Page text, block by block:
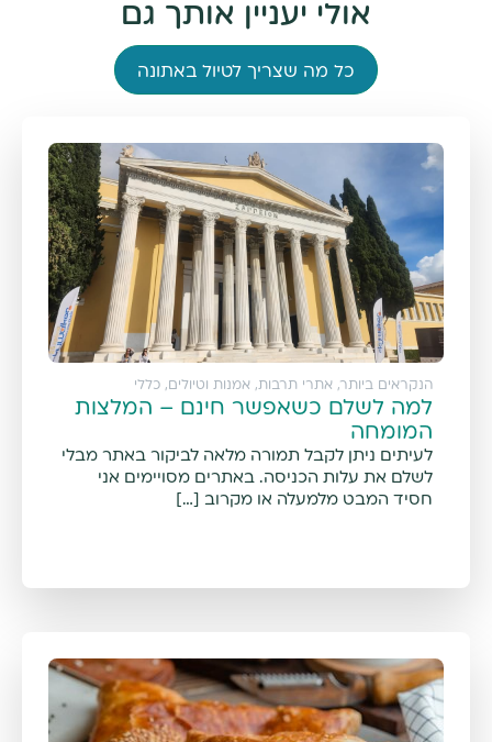
אולי יעניין אותך גם
כל מה שצריך לטיול באתונה
הנקראים ביותר, אתרי תרבות, אמנות וטיולים , כללי
למה לשלם כשאפשר חינם – המלצות
המומחה
לעיתים ניתן לקבל תמורה מלאה לביקור באתר מבלי
לשלם את עלות הכניסה. באתרים מסויימים אני
חסיד המבט מלמעלה או מקרוב […]